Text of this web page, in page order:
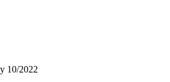
10/2022